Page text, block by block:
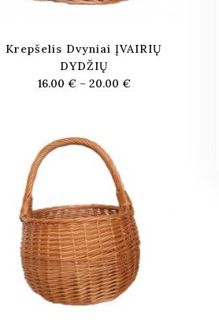
Krepšelis Dvyniai ĮVAIRIŲ
DYDŽIŲ
16.00 €– 20.00 €